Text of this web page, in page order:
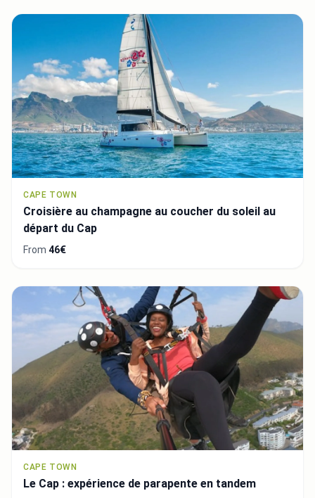
CAPE TOWN
Croisière au champagne au coucher du soleil au
départ du Cap
From 46€
CAPE TOWN
Le Cap : expérience de parapente en tandem